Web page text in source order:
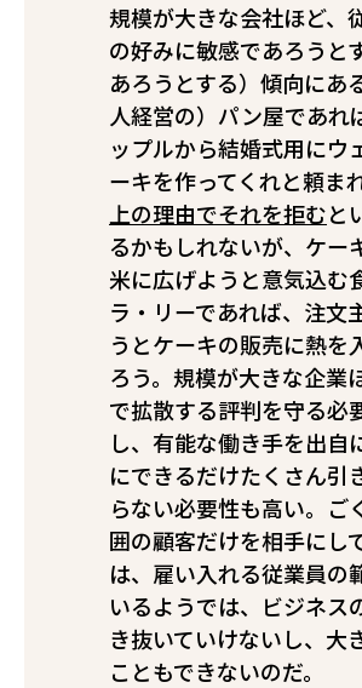
規模が大きな会社ほど、
の好みに敏感であろうと
あろうとする）傾向にあ
人経営の）パン屋であれ
ップルから結婚式用にウ
ーキを作ってくれと頼まれ
上の理由でそれを拒むと
るかもしれないが、ケー
米に広げようと意気込む
ラ・リーであれば、注文
うとケーキの販売に熱を
ろう。規模が大きな企業
で拡散する評判を守る必
し、有能な働き手を出自
にできるだけたくさん引
らない必要性も高い。ご
囲の顧客だけを相手にし
は、雇い入れる従業員の
いるようでは、ビジネス
き抜いていけないし、大
こともできないのだ。